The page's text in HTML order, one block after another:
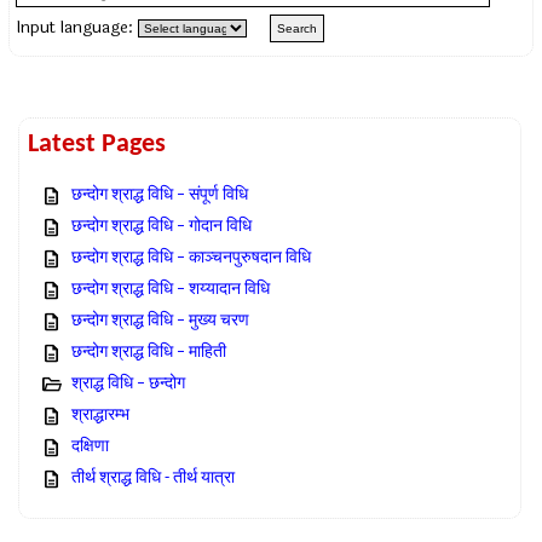
Input language:
Latest Pages
छन्दोग श्राद्ध विधि – संपूर्ण विधि
छन्दोग श्राद्ध विधि – गोदान विधि
छन्दोग श्राद्ध विधि – काञ्चनपुरुषदान विधि
छन्दोग श्राद्ध विधि – शय्यादान विधि
छन्दोग श्राद्ध विधि – मुख्य चरण
छन्दोग श्राद्ध विधि – माहिती
श्राद्ध विधि – छन्दोग
श्राद्धारम्भ
दक्षिणा
तीर्थ श्राद्ध विधि - तीर्थ यात्रा